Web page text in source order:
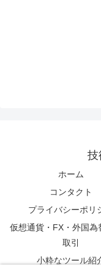
技
ホーム
コンタクト
プライバシーポリ
仮想通貨・FX・外国為
取引
小粋なツール紹